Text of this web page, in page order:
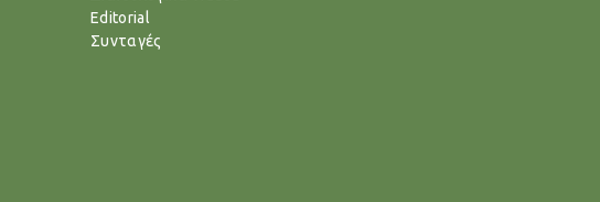
Editorial
Συνταγές